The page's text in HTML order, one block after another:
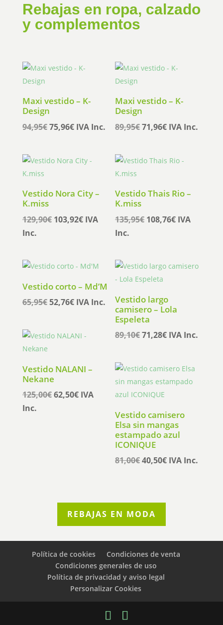
Rebajas en ropa, calzado
y complementos
Maxi vestido – K-
Design
94,95€El
era:
75,96€El
es:
IVA Inc.
Maxi vestido – K-
Design
89,95€El
era:
71,96€El
es:
IVA Inc.
Vestido Nora City –
K.miss
129,90€ El
129,90€.
103,92€El
103,92€.
IVA
Inc.
Vestido Thais Rio –
K.miss
135,95€ El
135,95€.
108,76€El
108,76€.
IVA
Inc.
Vestido corto – Md’M
65,95€El
era:
52,76€El
es:
IVA Inc.
Vestido largo
camisero – Lola
Espeleta
89,10€El
era:
89,10€.
71,28€El
es:
71,28€.
IVA Inc.
Vestido NALANI –
Nekane
125,00€El
62,50€ElIVA
Inc.
Vestido camisero
Elsa sin mangas
estampado azul
ICONIQUE
81,00€El
81,00€.
40,50€ElIVA Inc.
REBAJAS EN MODA
Política de cookies
Condiciones de venta
Condiciones generales de uso
Política de privacidad y aviso legal
Personalizar Cookies